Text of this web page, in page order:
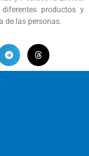
productos y
de las personas.